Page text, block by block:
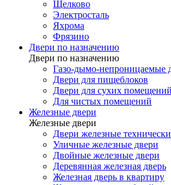
Щелково
Электросталь
Яхрома
Фрязино
Двери по назначению
Двери по назначению
Газо-дымо-непроницаемые
Двери для пищеблоков
Двери для сухих помещений
Для чистых помещений
Железные двери
Железные двери
Двери железные
Уличные железные двери
Двойные железные двери
Деревянная железная дверь
Железная дверь в квартиру